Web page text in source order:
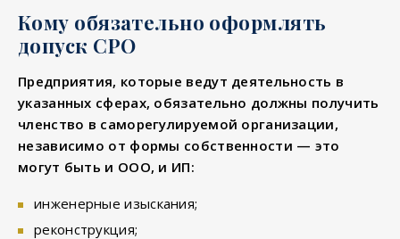
Кому обязательно оформлять
допуск СРО
Предприятия, которые ведут деятельность в
указанных сферах, обязательно должны получить
членство в саморегулируемой организации,
независимо от формы собственности — это
могут быть и ООО, и ИП:
инженерные изыскания;
реконструкция;